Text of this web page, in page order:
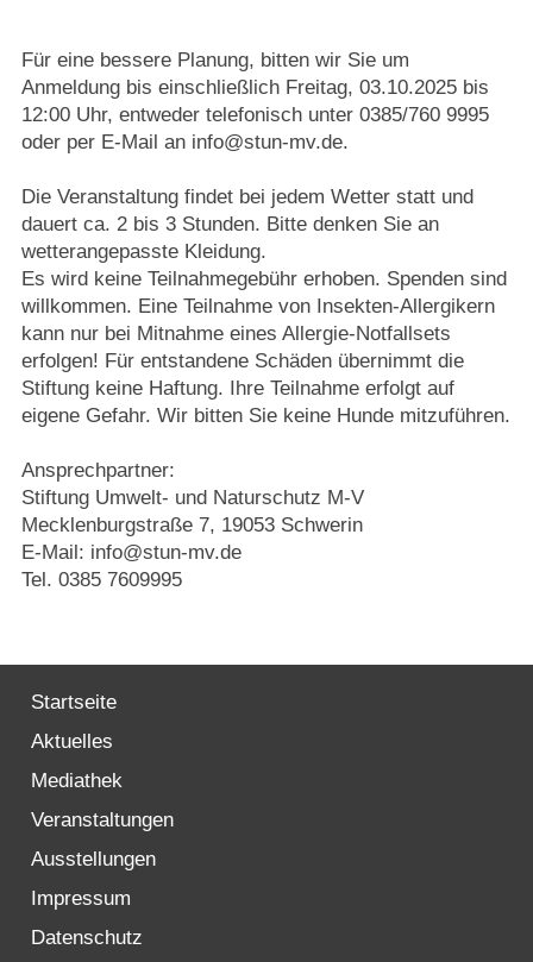
Für eine bessere Planung, bitten wir Sie um
Anmeldung bis einschließlich Freitag, 03.10.2025 bis
12:00 Uhr, entweder telefonisch unter 0385/760 9995
oder per E-Mail an info@stun-mv.de.
Die Veranstaltung findet bei jedem Wetter statt und
dauert ca. 2 bis 3 Stunden. Bitte denken Sie an
wetterangepasste Kleidung.
Es wird keine Teilnahmegebühr erhoben. Spenden sind
willkommen. Eine Teilnahme von Insekten-Allergikern
kann nur bei Mitnahme eines Allergie-Notfallsets
erfolgen! Für entstandene Schäden übernimmt die
Stiftung keine Haftung. Ihre Teilnahme erfolgt auf
eigene Gefahr. Wir bitten Sie keine Hunde mitzuführen.
Ansprechpartner:
Stiftung Umwelt- und Naturschutz M-V
Mecklenburgstraße 7, 19053 Schwerin
E-Mail: info@stun-mv.de
Tel. 0385 7609995
Startseite
Aktuelles
Mediathek
Veranstaltungen
Ausstellungen
Impressum
Datenschutz